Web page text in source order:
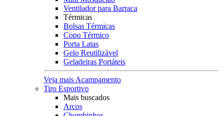
Ventilador para Barraca
Térmicas
Bolsas Térmicas
Copo Térmico
Porta Latas
Gelo Reutilizável
Geladeiras Portáteis
Veja mais Acampamento
Tiro Esportivo
Mais buscados
Arcos